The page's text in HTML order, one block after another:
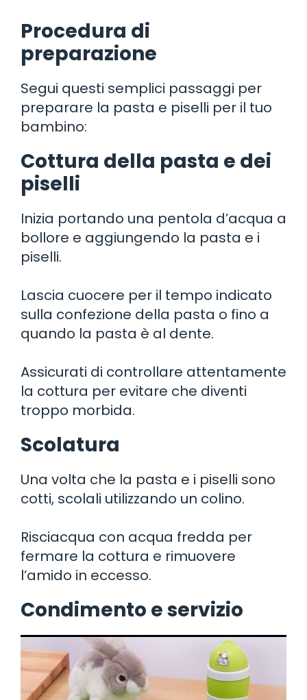
Procedura di
preparazione
Segui questi semplici passaggi per
preparare la pasta e piselli per il tuo
bambino:
Cottura della pasta e dei
piselli
Inizia portando una pentola d’acqua a
bollore e aggiungendo la pasta e i
piselli.
Lascia cuocere per il tempo indicato
sulla confezione della pasta o fino a
quando la pasta è al dente.
Assicurati di controllare attentamente
la cottura per evitare che diventi
troppo morbida.
Scolatura
Una volta che la pasta e i piselli sono
cotti, scolali utilizzando un colino.
Risciacqua con acqua fredda per
fermare la cottura e rimuovere
l’amido in eccesso.
Condimento e servizio